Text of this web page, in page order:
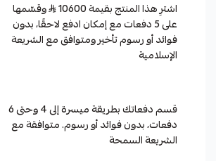
اشترِ هذا المنتج بقيمة 10600
وقسّمها
على 5 دفعات مع إمكان ادفع لاحقًا، بدون
فوائد أو رسوم تأخير ومتوافق مع الشريعة
الإسلامية
قسم دفعاتك بطريقة ميسرة إلى 4 وحتى 6
دفعات، بدون فوائد أو رسوم. متوافقة مع
الشريعة السمحة